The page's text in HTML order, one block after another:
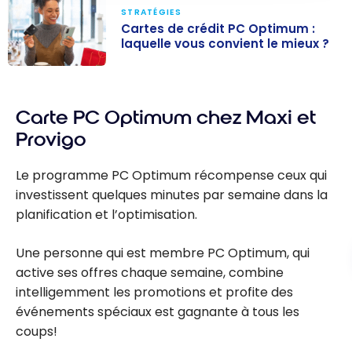
Optimum :
laquelle vous
convient le
mieux ?
STRATÉGIES
Cartes de crédit PC Optimum :
laquelle vous convient le mieux ?
Carte PC Optimum chez Maxi et
Provigo
Le programme PC Optimum récompense ceux qui
investissent quelques minutes par semaine dans la
planification et l’optimisation.
Une personne qui est membre PC Optimum, qui
active ses offres chaque semaine, combine
intelligemment les promotions et profite des
événements spéciaux est gagnante à tous les
coups!